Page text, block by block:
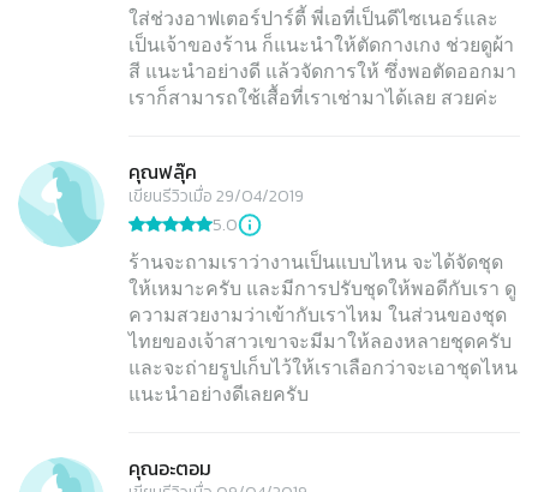
ใส่ช่วงอาฟเตอร์ปาร์ตี้ พี่เอที่เป็นดีไซเนอร์และ
เป็นเจ้าของร้าน ก็แนะนำให้ตัดกางเกง ช่วยดูผ้า
สี แนะนำอย่างดี แล้วจัดการให้ ซึ่งพอตัดออกมา
เราก็สามารถใช้เสื้อที่เราเช่ามาได้เลย สวยค่ะ
คุณฟลุ๊ค
เขียนรีวิวเมื่อ 29/04/2019
5.0
ร้านจะถามเราว่างานเป็นแบบไหน จะได้จัดชุด
ให้เหมาะครับ และมีการปรับชุดให้พอดีกับเรา ดู
ความสวยงามว่าเข้ากับเราไหม ในส่วนของชุด
ไทยของเจ้าสาวเขาจะมีมาให้ลองหลายชุดครับ
และจะถ่ายรูปเก็บไว้ให้เราเลือกว่าจะเอาชุดไหน
แนะนำอย่างดีเลยครับ
คุณอะตอม